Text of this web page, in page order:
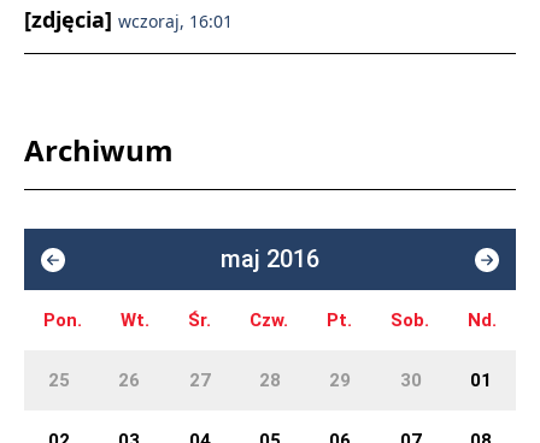
[zdjęcia] wczoraj, 16:01
Archiwum
maj 2016
Pon. Wt. Śr. Czw. Pt. Sob. Nd.
25 26 27 28 29 30 01